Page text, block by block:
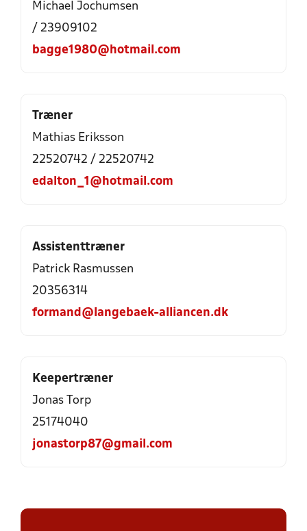
Michael Jochumsen
/ 23909102
bagge1980@hotmail.com
Træner
Mathias Eriksson
22520742 / 22520742
edalton_1@hotmail.com
Assistenttræner
Patrick Rasmussen
20356314
formand@langebaek-alliancen.dk
Keepertræner
Jonas Torp
25174040
jonastorp87@gmail.com